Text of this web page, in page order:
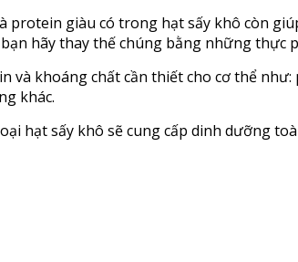
giàu có trong hạt sấy khô còn
hãy thay thế chúng bằng những thực
và khoáng chất cần thiết cho cơ thể
khác.
hạt sấy khô sẽ cung cấp dinh dưỡng